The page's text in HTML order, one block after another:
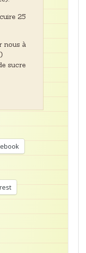
25
nous à
sucre